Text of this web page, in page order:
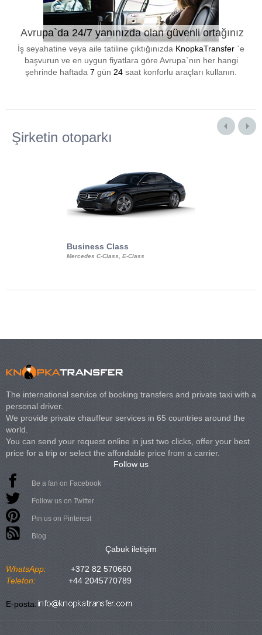
Avrupa`da 24/7 yanınızda olan güvenli ortağınız
İş seyahatine veya aile tatiline çıktığınızda KnopkaTransfer `e
başvurun ve en uygun fiyatlara göre Avrupa`nın her hangi
şehrinde haftada 7 gün 24 saat konforlu araçları kullanın.
Şirketin otoparkı
Business Class
Mercedes C-Class, E-Class
The international service of booking transfers and private taxi with a
personal driver.
We provide private chauffeur services in 65 countries around the
world.
You can send your request online in just two clicks, offer your best
price for a trip or select the affordable price from a carrier.
Follow us
Be a fan on Facebook
Follow us on Twitter
Pin us on Pinterest
Blog
Çabuk iletişim
WhatsApp:
+372 82 570660
Telefon:
+44 2045770789
E-posta: